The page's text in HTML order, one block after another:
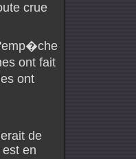
crue
ont fait
ont
de
en